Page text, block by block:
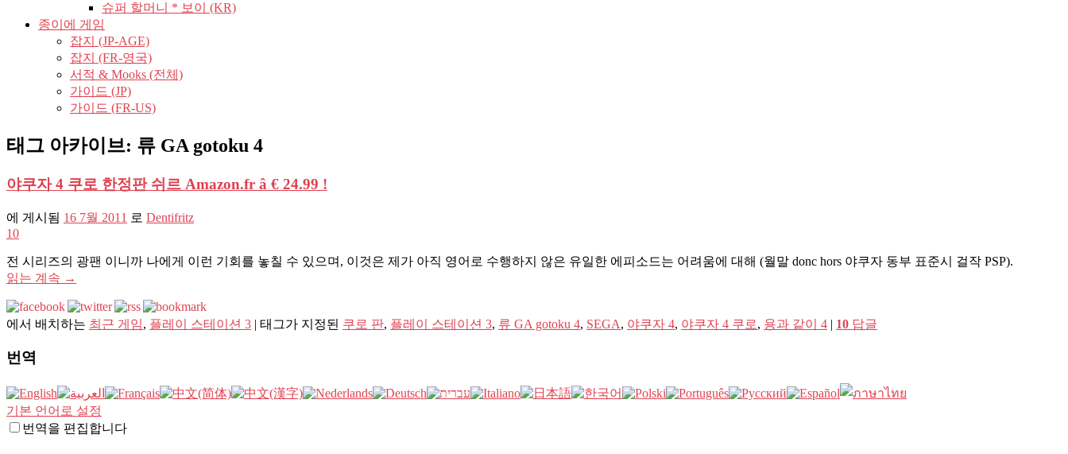
슈퍼 할머니 * 보이 (KR)
종이에 게임
잡지 (JP-AGE)
잡지 (FR-영국)
서적 & Mooks (전체)
가이드 (JP)
가이드 (FR-US)
태그 아카이브: 류 GA gotoku 4
야쿠자 4 쿠로 한정판 쉬르 Amazon.fr â € 24.99 !
에 게시됨 16 7월 2011 로 Dentifritz
10
전 시리즈의 광팬 이니까 나에게 이런 기회를 놓칠 수 있으며, 이것은 제가 아직 영어로 수행하지 않은 유일한 에피소드는 어려움에 대해 (월말 donc hors 야쿠자 동부 표준시 걸작 PSP).
읽는 계속 →
에서 배치하는 최근 게임, 플레이 스테이션 3 | 태그가 지정된 쿠로 판, 플레이 스테이션 3, 류 GA gotoku 4, SEGA, 야쿠자 4, 야쿠자 4 쿠로, 용과 같이 4 | 10 답글
번역
기본 언어로 설정
번역을 편집합니다